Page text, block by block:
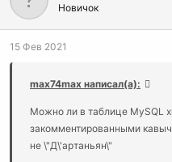
Новичок
15 Фев 2021
max74max написал(а):
Можно ли в таблице MySQL
закомментированными
не \"Д\'артаньян\"